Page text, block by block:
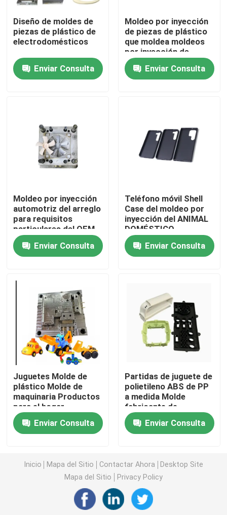
Productos
Sobre nosotros
Control de calidad
Contacta con nosotros
Casos de trabajo
Moldeo por inyección auto
Moldeo por inyección médico
Molde de inyección 2K
Molde de inyección de plástico
molde de inyección de metal
La aleación del cinc a presión fundición
El trabajar a máquina de encargo del CNC
Diseño de moldes de
piezas de plástico de
electrodomésticos
Enviar Consulta
Moldeo por inyección
de piezas de plástico
que moldea moldeos
por inyección de
plástico de acero P20
Enviar Consulta
Moldeo por inyección
automotriz del arreglo
para requisitos
particulares del OEM
que moldea para hacer
piezas plásticas
Enviar Consulta
Teléfono móvil Shell
Case del moldeo por
inyección del ANIMAL
DOMÉSTICO
multicolor plástico
barato de la PC
Enviar Consulta
Juguetes Molde de
plástico Molde de
maquinaria Productos
para el hogar
Fabricantes de piezas
moldeadas por
inyección Molde de
Enviar Consulta
Partidas de juguete de
polietileno ABS de PP
a medida Molde
fabricante de
herramientas Molde
de inyección de
plástico
Enviar Consulta
Inicio Mapa del Sitio Contactar Ahora
Desktop Site
Mapa del Sitio
Privacy Policy